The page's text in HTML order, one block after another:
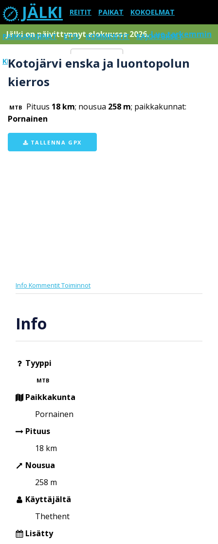
JÄLKI REITIT PAIKAT KOKOELMAT
PAIKKAKUNNAT ETSI KOMMENTIT RAJOITUKSET
KIRJAUDU SISÄÄN Menu
Jälki on päivittynnyt elokuussa 2026.Lue tarkemmin
Kotojärvi enska ja luontopolun
kierros
MTB Pituus 18 km; nousua 258 m; paikkakunnat:
Pornainen
TALLENNA GPX
Info KommentitToiminnot
Info
Tyyppi
MTB
Paikkakunta
Pornainen
Pituus
18 km
Nousua
258 m
Käyttäjältä
Thethent
Lisätty